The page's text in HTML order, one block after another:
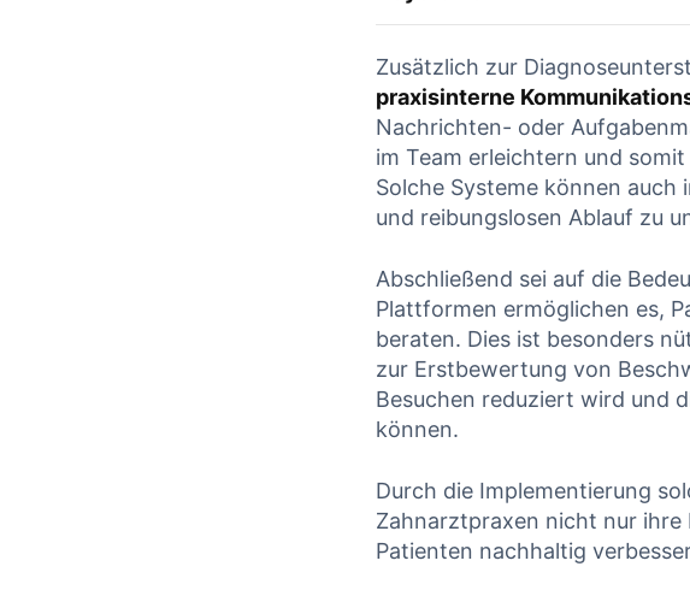
Zusätzlich zur
praxisinterne
Nachrichten- oder
im Team erleichtern und
Solche Systeme können
und reibungslosen Ablauf zu
Abschließend sei auf die
Plattformen ermöglichen es,
beraten. Dies ist besonders
zur Erstbewertung von
Besuchen reduziert wird und
können.
Durch die Implementierung
Zahnarztpraxen nicht nur
Patienten nachhaltig